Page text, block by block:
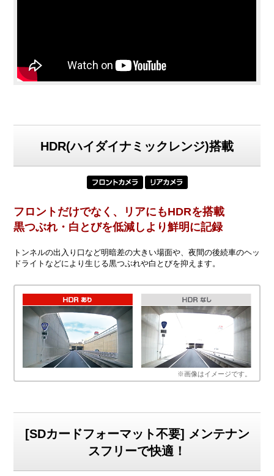
HDR(ハイダイナミックレンジ)搭載
フロントだけでなく、リアにもHDRを搭載
黒つぶれ・白とびを低減しより鮮明に記録
トンネルの出入り口など明暗差の大きい場面や、夜間の後続車のヘッ
ドライトなどにより生じる黒つぶれや白とびを抑えます。
※画像はイメージです。
[SDカードフォーマット不要] メンテナン
スフリーで快適！